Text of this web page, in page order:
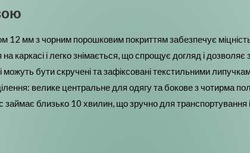
12 мм з чорним порошковим покриттям забезпечує міцність і
на каркасі і легко знімається, що спрощує догляд і
бути скручені та зафіксовані текстильними
велике центральне для одягу та бокове з чотирма
займає близько 10 хвилин, що зручно для транспортування і